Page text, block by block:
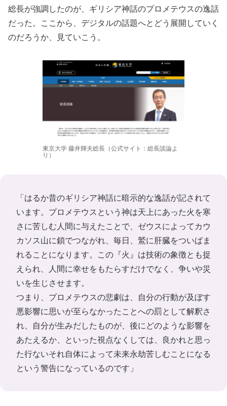
総長が強調したのが、ギリシア神話のプロメテウスの逸話
だった。ここから、デジタルの話題へとどう展開していく
のだろうか、見ていこう。
東京大学 藤井輝夫総長（公式サイト：総長談論よ
り）
「はるか昔のギリシア神話に暗示的な逸話が記されて
います。プロメテウスという神は天上にあった火を寒
さに苦しむ人間に与えたことで、ゼウスによってカウ
カソス山に鎖でつながれ、毎日、鷲に肝臓をついばま
れることになります。この『火』は技術の象徴とも捉
えられ、人間に幸せをもたらすだけでなく、争いや災
いを生じさせます。
つまり、プロメテウスの悲劇は、自分の行動が及ぼす
悪影響に思いが至らなかったことへの罰として解釈さ
れ、自分が生みだしたものが、後にどのような影響を
あたえるか、といった視点なくしては、良かれと思っ
た行ないそれ自体によって未来永劫苦しむことになる
という警告になっているのです」